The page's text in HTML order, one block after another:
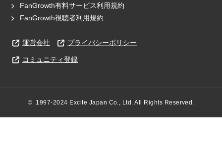
FanGrowth有料サービス利用規約
FanGrowth視聴者利用規約
運営会社 プライバシーポリシー
コミュニティ登録
©  1997-2024 Excite Japan Co., Ltd. All Rights Reserved.